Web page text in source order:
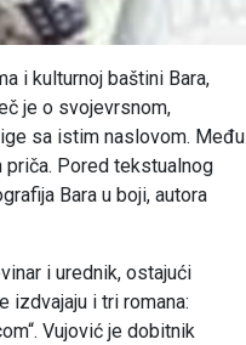
i kulturnoj baštini Bara,
je o svojevrsnom,
sa istim naslovom. Među
priča. Pored tekstualnog
Bara u boji, autora
i urednik, ostajući
izdvajaju i tri romana:
Vujović je dobitnik